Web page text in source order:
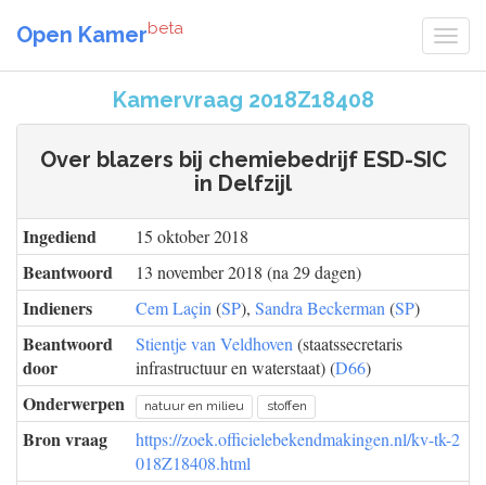
Open Kamerbeta
Kamervraag 2018Z18408
Over blazers bij chemiebedrijf ESD-SIC
in Delfzijl
Ingediend 15 oktober 2018
Beantwoord 13 november 2018 (na 29 dagen)
Indieners Cem Laçin (SP), Sandra Beckerman (SP)
Beantwoord
door
Stientje van Veldhoven (staatssecretaris
infrastructuur en waterstaat) (D66)
Onderwerpen natuur en milieu stoffen
Bron vraag
https://zoek.officielebekendmakingen.nl/kv-tk-2
018Z18408.html